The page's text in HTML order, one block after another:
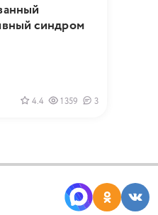
синдром
4.4 1359 3